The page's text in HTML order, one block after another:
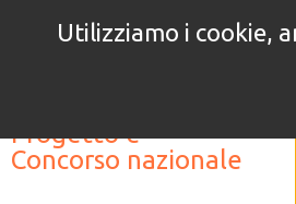
Progetto e
Concorso nazionale
Utilizziamo i cookie,